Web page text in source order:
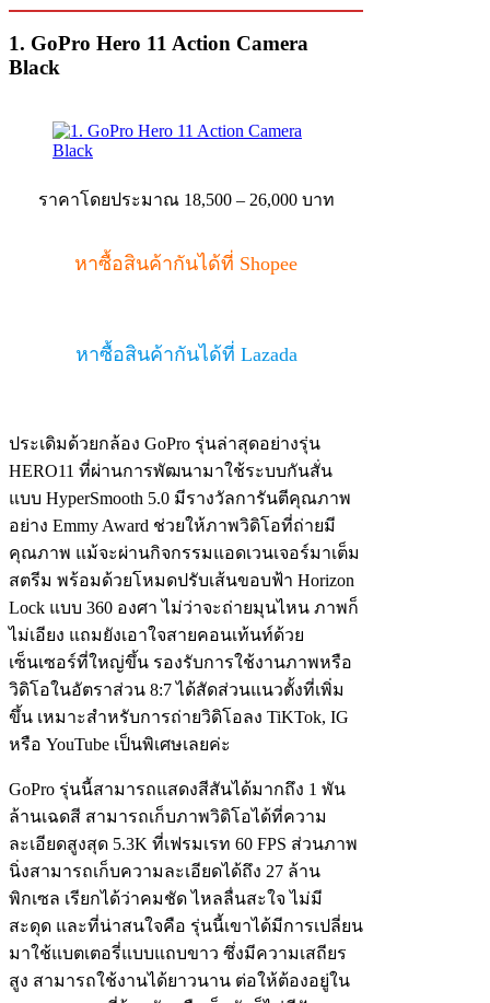
1. GoPro Hero 11 Action Camera
Black
ราคาโดยประมาณ 18,500 – 26,000 บาท
หาซื้อสินค้ากันได้ที่ Shopee
หาซื้อสินค้ากันได้ที่ Lazada
ประเดิมด้วยกล้อง GoPro รุ่นล่าสุดอย่างรุ่น
HERO11 ที่ผ่านการพัฒนามาใช้ระบบกันสั่น
แบบ HyperSmooth 5.0 มีรางวัลการันตีคุณภาพ
อย่าง Emmy Award ช่วยให้ภาพวิดิโอที่ถ่ายมี
คุณภาพ แม้จะผ่านกิจกรรมแอดเวนเจอร์มาเต็ม
สตรีม พร้อมด้วยโหมดปรับเส้นขอบฟ้า Horizon
Lock แบบ 360 องศา ไม่ว่าจะถ่ายมุนไหน ภาพก็
ไม่เอียง แถมยังเอาใจสายคอนเท้นท์ด้วย
เซ็นเซอร์ที่ใหญ่ขึ้น รองรับการใช้งานภาพหรือ
วิดิโอในอัตราส่วน 8:7 ได้สัดส่วนแนวตั้งที่เพิ่ม
ขึ้น เหมาะสำหรับการถ่ายวิดิโอลง TiKTok, IG
หรือ YouTube เป็นพิเศษเลยค่ะ
GoPro รุ่นนี้สามารถแสดงสีสันได้มากถึง 1 พัน
ล้านเฉดสี สามารถเก็บภาพวิดิโอได้ที่ความ
ละเอียดสูงสุด 5.3K ที่เฟรมเรท 60 FPS ส่วนภาพ
นิ่งสามารถเก็บความละเอียดได้ถึง 27 ล้าน
พิกเซล เรียกได้ว่าคมชัด ไหลลื่นสะใจ ไม่มี
สะดุด และที่น่าสนใจคือ รุ่นนี้เขาได้มีการเปลี่ยน
มาใช้แบตเตอรี่แบบแถบขาว ซึ่งมีความเสถียร
สูง สามารถใช้งานได้ยาวนาน ต่อให้ต้องอยู่ใน